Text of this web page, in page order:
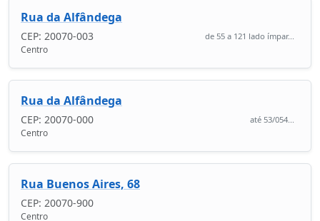
Rua da Alfândega
CEP: 20070-003 de 55 a 121 lado ímpar...
Centro
Rua da Alfândega
CEP: 20070-000 até 53/054...
Centro
Rua Buenos Aires, 68
CEP: 20070-900
Centro